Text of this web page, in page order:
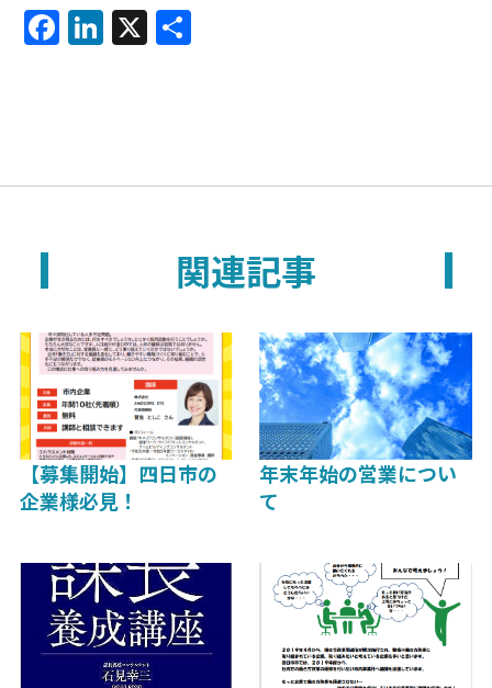
F
a
o
Li
n
n
X 共
関連記事
【募集開始】四日市の
企業様必見！
年末年始の営業につい
て